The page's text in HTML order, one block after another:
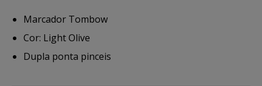
Marcador Tombow
Cor: Light Olive
Dupla ponta pinceis